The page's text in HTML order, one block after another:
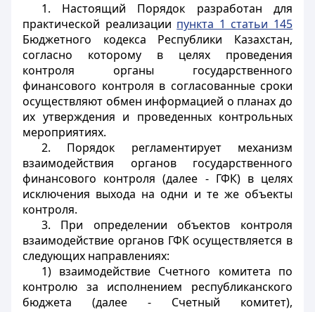
1. Настоящий Порядок разработан для
практической реализации пункта 1 статьи 145
Бюджетного кодекса Республики Казахстан,
согласно которому в целях проведения
контроля органы государственного
финансового контроля в согласованные сроки
осуществляют обмен информацией о планах до
их утверждения и проведенных контрольных
мероприятиях.
2. Порядок регламентирует механизм
взаимодействия органов государственного
финансового контроля (далее - ГФК) в целях
исключения выхода на одни и те же объекты
контроля.
3. При определении объектов контроля
взаимодействие органов ГФК осуществляется в
следующих направлениях:
1) взаимодействие Счетного комитета по
контролю за исполнением республиканского
бюджета (далее - Счетный комитет),